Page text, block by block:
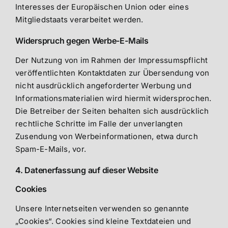
Interesses der Europäischen Union oder eines
Mitgliedstaats verarbeitet werden.
Widerspruch gegen Werbe-E-Mails
Der Nutzung von im Rahmen der Impressumspflicht
veröffentlichten Kontaktdaten zur Übersendung von
nicht ausdrücklich angeforderter Werbung und
Informationsmaterialien wird hiermit widersprochen.
Die Betreiber der Seiten behalten sich ausdrücklich
rechtliche Schritte im Falle der unverlangten
Zusendung von Werbeinformationen, etwa durch
Spam-E-Mails, vor.
4. Datenerfassung auf dieser Website
Cookies
Unsere Internetseiten verwenden so genannte
„Cookies“. Cookies sind kleine Textdateien und